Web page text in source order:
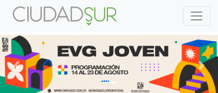
Previous